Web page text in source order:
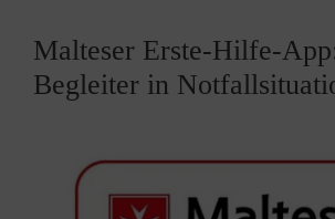
Malteser Erste-Hilfe-
Begleiter in